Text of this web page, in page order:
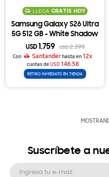
LLEGA GRATIS HOY
Samsung Galaxy S26 Ultra
5G 512 GB - White Shadow
USD 1.759 USD2.399
Con
Santanderhasta en12x
cuotas deUSD146.58
RETIRO INMEDIATO EN TIENDA
Suscríbete a